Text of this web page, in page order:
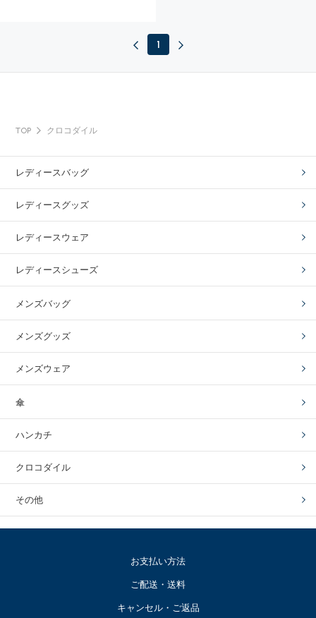
1
TOP クロコダイル
レディースバッグ
レディースグッズ
レディースウェア
レディースシューズ
メンズバッグ
メンズグッズ
メンズウェア
傘
ハンカチ
クロコダイル
その他
お支払い方法
ご配送・送料
キャンセル・ご返品